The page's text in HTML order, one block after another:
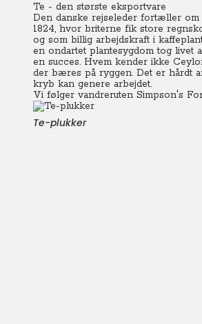
Te - den største eksportvare
Den danske rejseleder fortæller om
1824, hvor briterne fik store
og som billig arbejdskraft i
en ondartet plantesygdom tog livet
en succes. Hvem kender ikke
der bæres på ryggen. Det er hårdt
kryb kan genere arbejdet.
Vi følger vandreruten Simpson's
Te-plukker